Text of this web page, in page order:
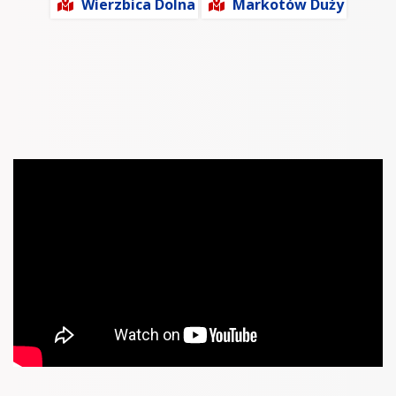
Wierzbica Dolna Markotów Duży